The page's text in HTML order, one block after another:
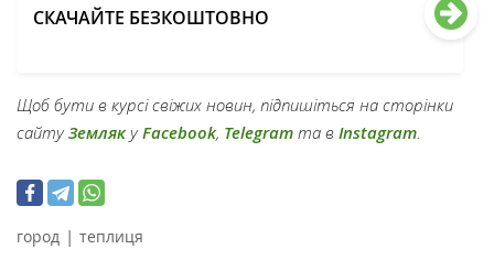
СКАЧАЙТЕ БЕЗКОШТОВНО
Щоб бути в курсі свіжих новин, підпишіться на сторінки
сайтуЗемлякуFacebook, Telegram та в Instagram.
город | теплиця